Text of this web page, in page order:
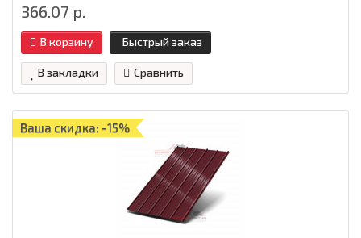
366.07 р.
В корзину Быстрый заказ
В закладки Сравнить
Ваша скидка: -15%